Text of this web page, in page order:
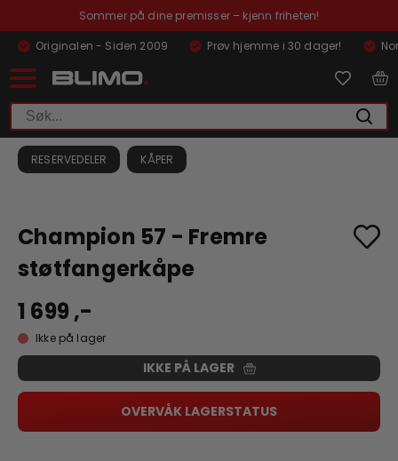
Sommer på dine premisser – kjenn friheten!
Originalen - Siden 2009
Prøv hjemme i 30 dager!
RESERVEDELER KÅPER
Champion 57 - Fremre
støtfangerkåpe
1 699 ,-
Ikke på lager
IKKE PÅ LAGER
OVERVÅK LAGERSTATUS